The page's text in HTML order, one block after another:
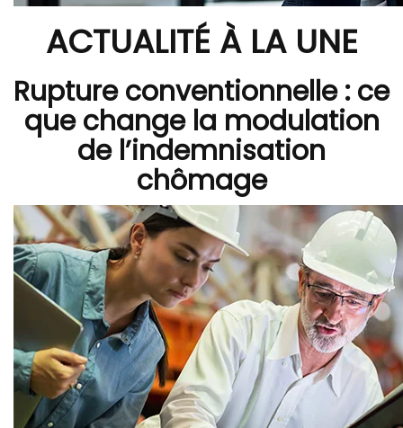
ACTUALITÉ À LA UNE
Rupture conventionnelle : ce
que change la modulation
de l’indemnisation
chômage